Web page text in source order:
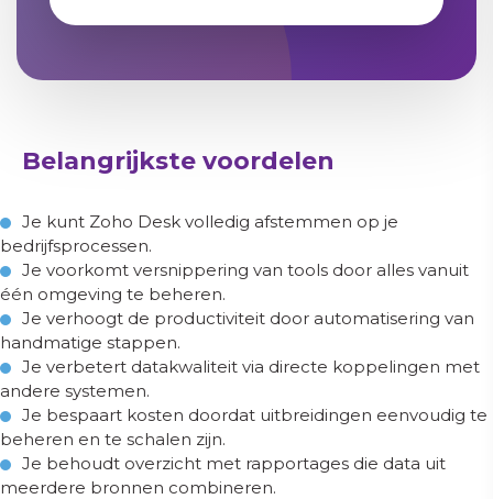
Belangrijkste voordelen
Je kunt Zoho Desk volledig afstemmen op je
bedrijfsprocessen.
Je voorkomt versnippering van tools door alles vanuit
één omgeving te beheren.
Je verhoogt de productiviteit door automatisering van
handmatige stappen.
Je verbetert datakwaliteit via directe koppelingen met
andere systemen.
Je bespaart kosten doordat uitbreidingen eenvoudig te
beheren en te schalen zijn.
Je behoudt overzicht met rapportages die data uit
meerdere bronnen combineren.
Raymond Hewitt
+31 (0)85 303 13 46
Plan een gratis adviesgesprek
Gemiddelde beoordeling: 4.9/5